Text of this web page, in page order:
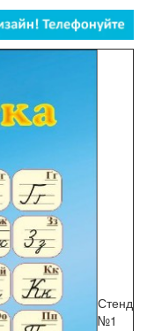
Стенд
№1